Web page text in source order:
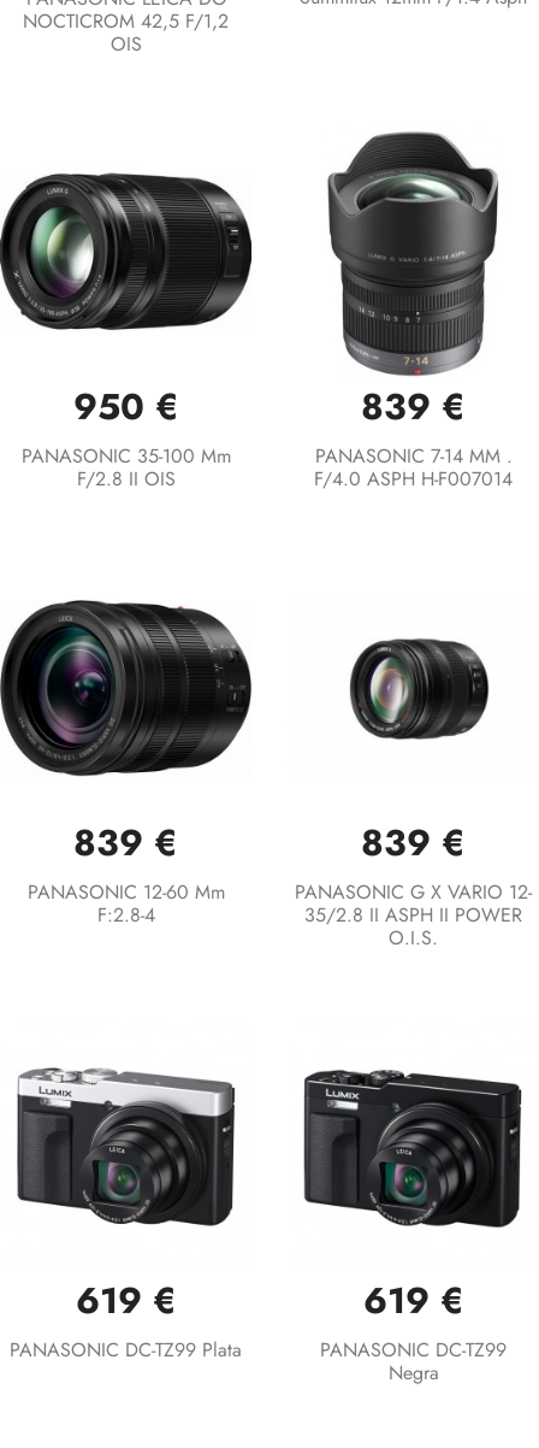
NOCTICROM 42,5 F/1,2
OIS
950 €
PANASONIC 35-100 Mm
F/2.8 II OIS
839 €
PANASONIC 7-14 MM .
F/4.0 ASPH H-F007014
839 €
PANASONIC 12-60 Mm
F:2.8-4
839 €
PANASONIC G X VARIO 12-
35/2.8 II ASPH II POWER
O.I.S.
619 €
PANASONIC DC-TZ99 Plata
619 €
PANASONIC DC-TZ99
Negra